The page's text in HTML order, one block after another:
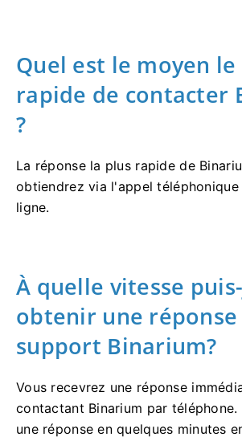
Quel est le moyen le
rapide de contacter
?
La réponse la plus rapide de
obtiendrez via l'appel
ligne.
À quelle vitesse
obtenir une réponse
support Binarium?
Vous recevrez une réponse
contactant Binarium par téléphone.
une réponse en quelques minutes